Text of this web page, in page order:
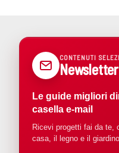
CONTENUTI
Le guide migliori
casella e-mail
Ricevi progetti fai da te,
casa, il legno e il giardino.